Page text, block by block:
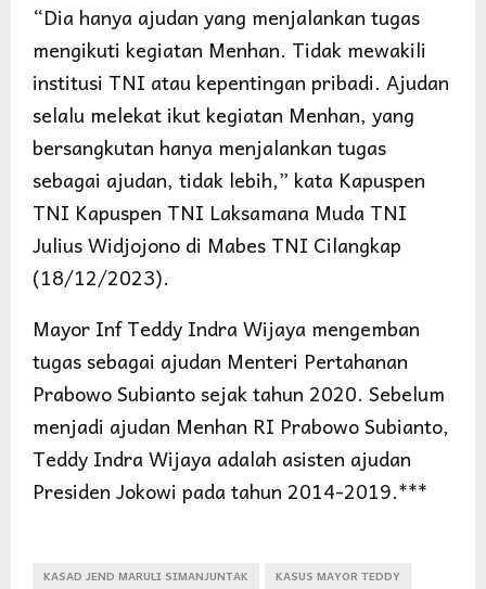
“Dia hanya ajudan yang menjalankan tugas
mengikuti kegiatan Menhan. Tidak mewakili
institusi TNI atau kepentingan pribadi. Ajudan
selalu melekat ikut kegiatan Menhan, yang
bersangkutan hanya menjalankan tugas
sebagai ajudan, tidak lebih,” kata Kapuspen
TNI Kapuspen TNI Laksamana Muda TNI
Julius Widjojono di Mabes TNI Cilangkap
(18/12/2023).
Mayor Inf Teddy Indra Wijaya mengemban
tugas sebagai ajudan Menteri Pertahanan
Prabowo Subianto sejak tahun 2020. Sebelum
menjadi ajudan Menhan RI Prabowo Subianto,
Teddy Indra Wijaya adalah asisten ajudan
Presiden Jokowi pada tahun 2014-2019.***
KASAD JEND MARULI SIMANJUNTAK
KASUS MAYOR TEDDY